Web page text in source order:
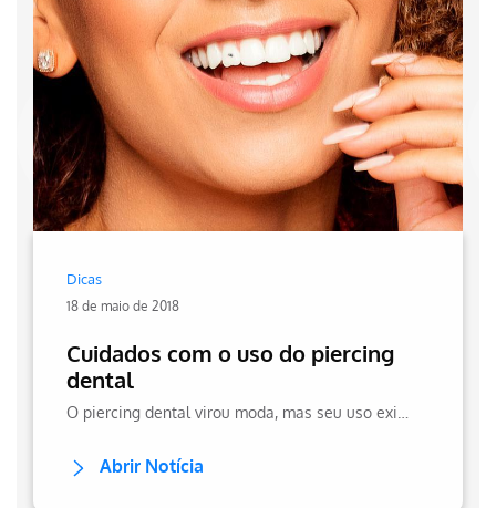
Dicas
18 de maio de 2018
Cuidados com o uso do piercing
dental
Abrir Notícia